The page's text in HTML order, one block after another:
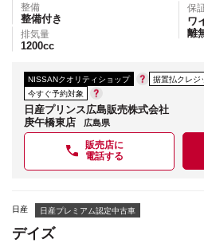
整備
整備付き
排気量
1200cc
保
ワ
離
NISSANクオリティショップ
据置払クレジ
今すぐ予約対象
日産プリンス広島販売株式会社
庚午橋東店
広島県
販売店に
電話する
日産 日産プレミアム認定中古車
デイズ